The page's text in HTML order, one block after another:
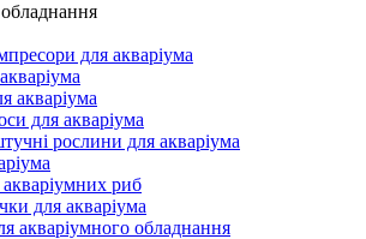
для акваріума
акваріума
для акваріума
рослини для акваріума
акваріумних риб
для акваріума
акваріумного обладнання